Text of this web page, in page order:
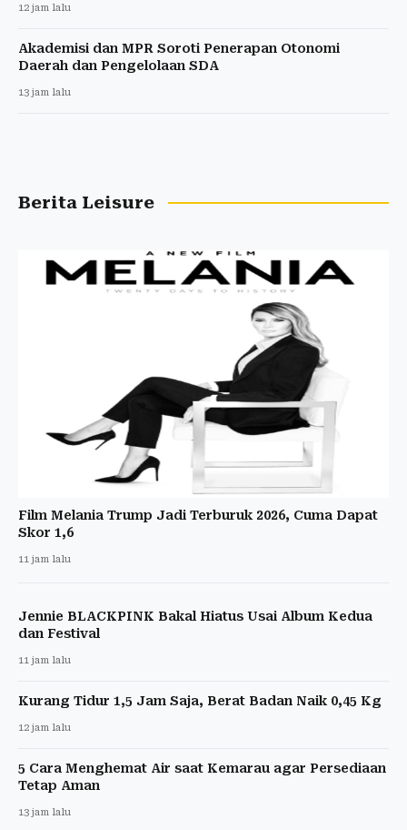
12 jam lalu
Akademisi dan MPR Soroti Penerapan Otonomi
Daerah dan Pengelolaan SDA
13 jam lalu
Berita Leisure
Film Melania Trump Jadi Terburuk 2026, Cuma Dapat
Skor 1,6
11 jam lalu
Jennie BLACKPINK Bakal Hiatus Usai Album Kedua
dan Festival
11 jam lalu
Kurang Tidur 1,5 Jam Saja, Berat Badan Naik 0,45 Kg
12 jam lalu
5 Cara Menghemat Air saat Kemarau agar Persediaan
Tetap Aman
13 jam lalu